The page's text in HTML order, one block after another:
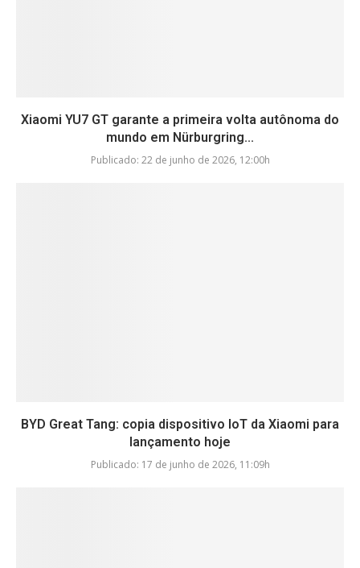
Xiaomi YU7 GT garante a primeira volta autônoma do
mundo em Nürburgring...
Publicado: 22 de junho de 2026, 12:00h
BYD Great Tang: copia dispositivo IoT da Xiaomi para
lançamento hoje
Publicado: 17 de junho de 2026, 11:09h